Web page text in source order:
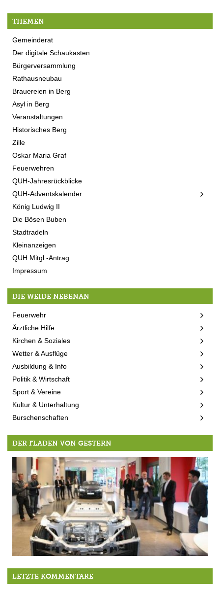
THEMEN
Gemeinderat
Der digitale Schaukasten
Bürgerversammlung
Rathausneubau
Brauereien in Berg
Asyl in Berg
Veranstaltungen
Historisches Berg
Zille
Oskar Maria Graf
Feuerwehren
QUH-Jahresrückblicke
QUH-Adventskalender
König Ludwig II
Die Bösen Buben
Stadtradeln
Kleinanzeigen
QUH Mitgl.-Antrag
Impressum
DIE WEIDE NEBENAN
Feuerwehr
Ärztliche Hilfe
Kirchen & Soziales
Wetter & Ausflüge
Ausbildung & Info
Politik & Wirtschaft
Sport & Vereine
Kultur & Unterhaltung
Burschenschaften
DER FLADEN VON GESTERN
Tesla unterstützt MTV Fußballjugend
LETZTE KOMMENTARE